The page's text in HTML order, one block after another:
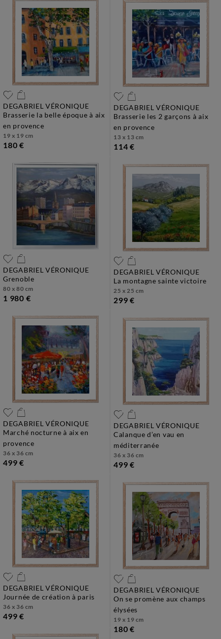
DEGABRIEL VÉRONIQUE
brasserie la belle époque à aix
en provence
19 x 19 cm
180 €
DEGABRIEL VÉRONIQUE
brasserie les 2 garçons à aix
en provence
13 x 13 cm
114 €
DEGABRIEL VÉRONIQUE
grenoble
80 x 80 cm
1 980 €
DEGABRIEL VÉRONIQUE
la montagne sainte victoire
25 x 25 cm
299 €
DEGABRIEL VÉRONIQUE
marché nocturne à aix en
provence
36 x 36 cm
499 €
DEGABRIEL VÉRONIQUE
calanque d’en vau en
méditerranée
36 x 36 cm
499 €
DEGABRIEL VÉRONIQUE
journée de création à paris
36 x 36 cm
499 €
DEGABRIEL VÉRONIQUE
on se promène aux champs
élysées
19 x 19 cm
180 €